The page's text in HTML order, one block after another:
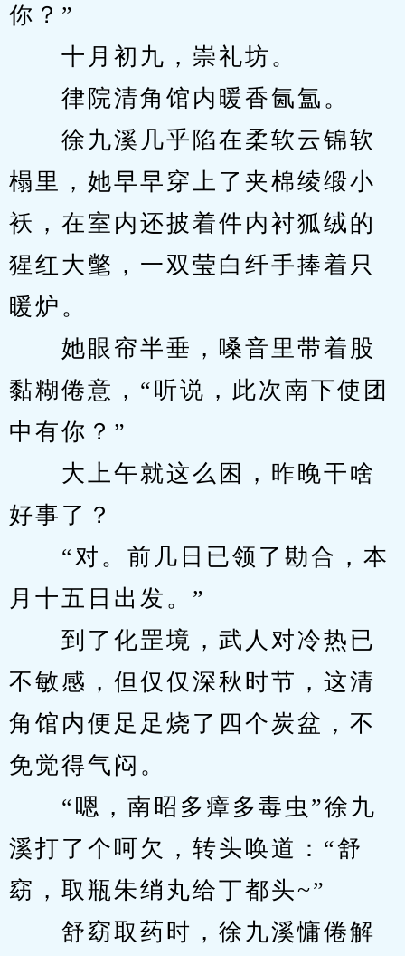
你？”
十月初九，崇礼坊。
律院清角馆内暖香氤氲。
徐九溪几乎陷在柔软云锦软
榻里，她早早穿上了夹棉绫缎小
袄，在室内还披着件内衬狐绒的
猩红大氅，一双莹白纤手捧着只
暖炉。
她眼帘半垂，嗓音里带着股
黏糊倦意，“听说，此次南下使团
中有你？”
大上午就这么困，昨晚干啥
好事了？
“对。前几日已领了勘合，本
月十五日出发。”
到了化罡境，武人对冷热已
不敏感，但仅仅深秋时节，这清
角馆内便足足烧了四个炭盆，不
免觉得气闷。
“嗯，南昭多瘴多毒虫”徐九
溪打了个呵欠，转头唤道：“舒
窈，取瓶朱绡丸给丁都头~”
舒窈取药时，徐九溪慵倦解